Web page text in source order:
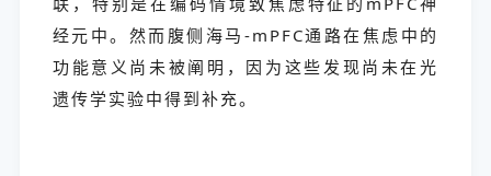
经元中。然而腹侧海马-mPFC通路在焦虑中的
功能意义尚未被阐明，因为这些发现尚未在光
遗传学实验中得到补充。